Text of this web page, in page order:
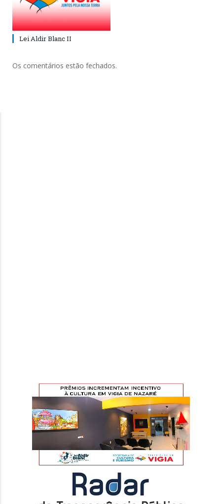
Lei Aldir Blanc II
Os comentários estão fechados.